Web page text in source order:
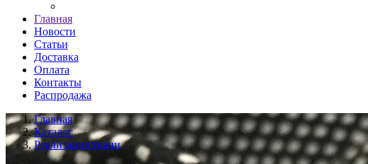
Главная
Новости
Статьи
Доставка
Оплата
Контакты
Распродажа
Главная
Каталог
Реализация ткани